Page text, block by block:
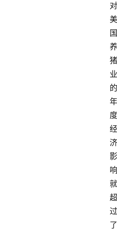
对
美
国
养
猪
业
的
年
度
经
济
影
响
就
超
过
了